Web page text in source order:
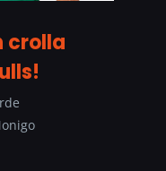
crolla